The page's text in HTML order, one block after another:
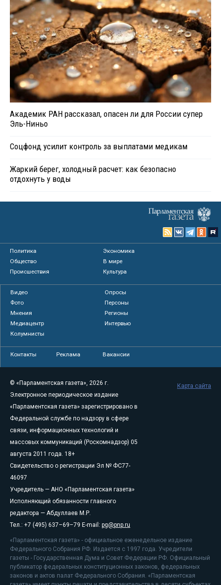
Академик РАН рассказал, опасен ли для России супер
Эль-Ниньо
Соцфонд усилит контроль за выплатами медикам
Жаркий берег, холодный расчет: как безопасно
отдохнуть у воды
Политика
Экономика
Общество
В мире
Происшествия
Культура
Видео
Опросы
Фото
Персоны
Мнения
Регионы
Медиацентр
Интервью
Колумнисты
Контакты Реклама Вакансии
© «Парламентская газета», 2026 г.
Электронное периодическое издание
«Парламентская газета» зарегистрировано в
Федеральной службе по надзору в сфере
связи, информационных технологий и
массовых коммуникаций (Роскомнадзор) 05
августа 2011 года. 18+
Свидетельство о регистрации Эл № ФС77-
46097
Учредитель — АНО «Парламентская газета»
Исполняющий обязанности главного
редактора — Абдуллаев М.Р.
Тел.: +7 (495) 637–69–79 E-mail: pg@pnp.ru
«Парламентская газета» - официальное еженедельное издание
Федерального Собрания РФ. Издается с 1997 года. Учредители
газеты - Государственная Дума и Совет Федерации РФ. Официальный
публикатор федеральных конституционных законов, федеральных
законов и актов палат Федерального Собрания. «Парламентская
Карта сайта